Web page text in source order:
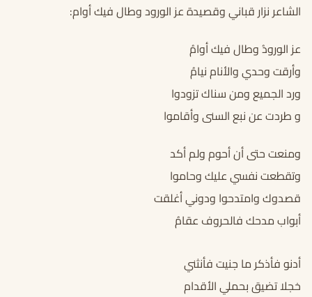
الشاعر نزار قباني وقصيدة عز الورود وطال فيك أوام:
عز الورودُ وطال فيك أوامُ
وأرقت وحدي والأنام نيامُ
ورد الجميع ومن سناك تزودوا
و طردت عن نبع السنى وأقاموا
ومنعت حتى أن أحوم ولم أكد
وتقطعت نفسي عليك وحاموا
قصدوك وامتدحوا ودوني أغلقت
أبواب مدحك فالحروف عقامُ
أدنو فأذكر ما جنيت فأنثني
خجلا تضيق بحملي الأقدام